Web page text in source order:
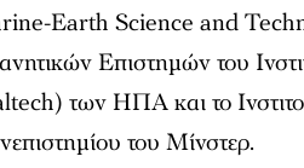
Earth Science and
Επιστημών του
των ΗΠΑ και το
του Μίνστερ.